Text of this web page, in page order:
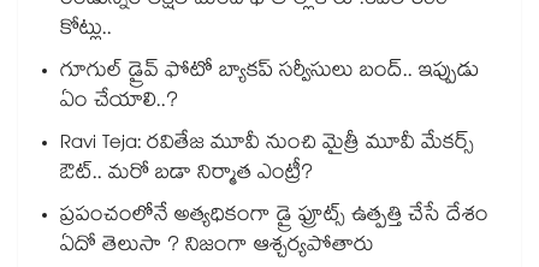
కోట్లు..
గూగుల్ డ్రైవ్ ఫోటో బ్యాకప్ సర్వీసులు బంద్.. ఇప్పుడు
ఏం చేయాలి..?
Ravi Teja: రవితేజ మూవీ నుంచి మైత్రీ మూవీ మేకర్స్
ఔట్.. మరో బడా నిర్మాత ఎంట్రీ?
ప్రపంచంలోనే అత్యధికంగా డ్రై ఫ్రూట్స్ ఉత్పత్తి చేసే దేశం
ఏదో తెలుసా ? నిజంగా ఆశ్చర్యపోతారు